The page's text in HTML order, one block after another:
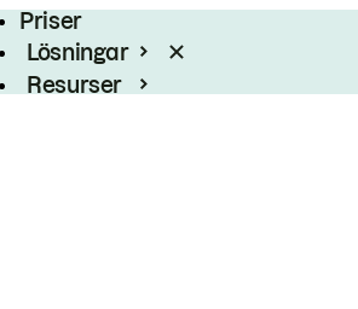
Priser
Lösningar
Resurser